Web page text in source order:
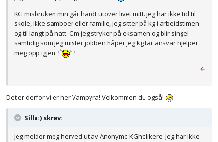
KG misbruken min går hardt utover livet mitt. jeg har ikke tid til
skole, ikke samboer eller familie, jeg sitter på kg i arbeidstimen
og til langt på natt. Om jeg stryker på eksamen og blir singel
samtidig som jeg mister jobben håper jeg kg tar ansvar hjelper
meg opp igjen
←
Det er derfor vi er her Vampyra! Velkommen du også!
Silla:) skrev:
Jeg melder meg herved ut av Anonyme KGholikere! Jeg har ikke